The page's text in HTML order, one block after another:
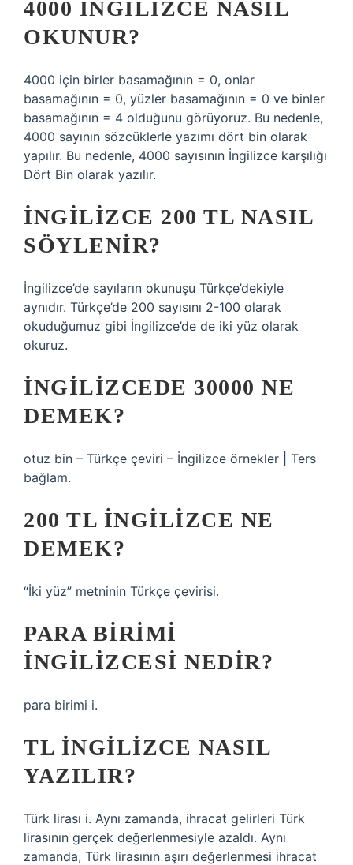
4000 INGILIZCE NASIL
OKUNUR?
4000 için birler basamağının = 0, onlar
basamağının = 0, yüzler basamağının = 0 ve binler
basamağının = 4 olduğunu görüyoruz. Bu nedenle,
4000 sayının sözcüklerle yazımı dört bin olarak
yapılır. Bu nedenle, 4000 sayısının İngilizce karşılığı
Dört Bin olarak yazılır.
İNGILIZCE 200 TL NASIL
SÖYLENIR?
İngilizce’de sayıların okunuşu Türkçe’dekiyle
aynıdır. Türkçe’de 200 sayısını 2-100 olarak
okuduğumuz gibi İngilizce’de de iki yüz olarak
okuruz.
İNGILIZCEDE 30000 NE
DEMEK?
otuz bin – Türkçe çeviri – İngilizce örnekler | Ters
bağlam.
200 TL INGILIZCE NE
DEMEK?
“İki yüz” metninin Türkçe çevirisi.
PARA BIRIMI
INGILIZCESI NEDIR?
para birimi i.
TL INGILIZCE NASIL
YAZILIR?
Türk lirası i. Aynı zamanda, ihracat gelirleri Türk
lirasının gerçek değerlenmesiyle azaldı. Aynı
zamanda, Türk lirasının aşırı değerlenmesi ihracat